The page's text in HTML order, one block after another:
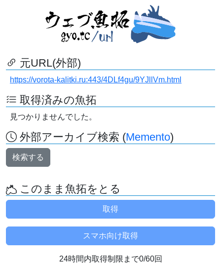
元URL(外部)
https://vorota-kalitki.ru:443/4DLf4gu/9YJllVm.html
取得済みの魚拓
見つかりませんでした。
外部アーカイブ検索 (Memento)
検索する
このまま魚拓をとる
24時間内取得制限まで0/60回